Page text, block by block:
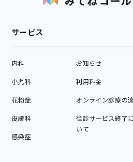
サービス
内科
小児科
花粉症
皮膚科
感染症
お知らせ
利用料金
オンライン診療の
往診サービス終了
いて